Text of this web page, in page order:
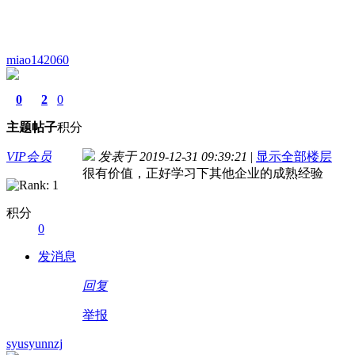
miao142060
0
主题
2
帖子
0
积分
VIP会员
积分
0
发消息
发表于 2019-12-31 09:39:21 | 显示全部楼层
很有价值，正好学习下其他企业的成熟经验
回复
举报
syusyunnzj